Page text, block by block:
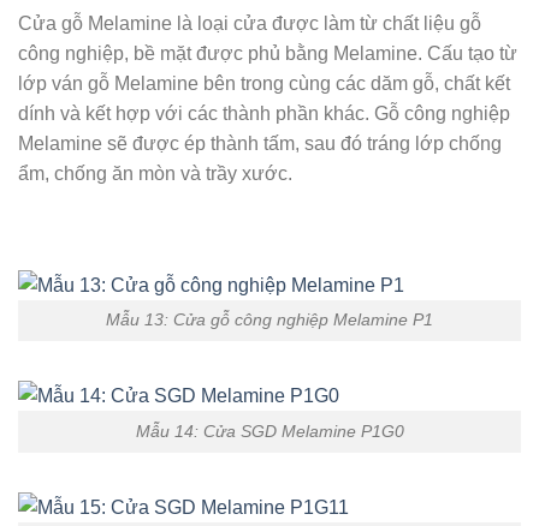
Cửa gỗ Melamine là loại cửa được làm từ chất liệu gỗ
công nghiệp, bề mặt được phủ bằng Melamine. Cấu tạo từ
lớp ván gỗ Melamine bên trong cùng các dăm gỗ, chất kết
dính và kết hợp với các thành phần khác. Gỗ công nghiệp
Melamine sẽ được ép thành tấm, sau đó tráng lớp chống
ẩm, chống ăn mòn và trầy xước.
Mẫu 13: Cửa gỗ công nghiệp Melamine P1
Mẫu 14: Cửa SGD Melamine P1G0